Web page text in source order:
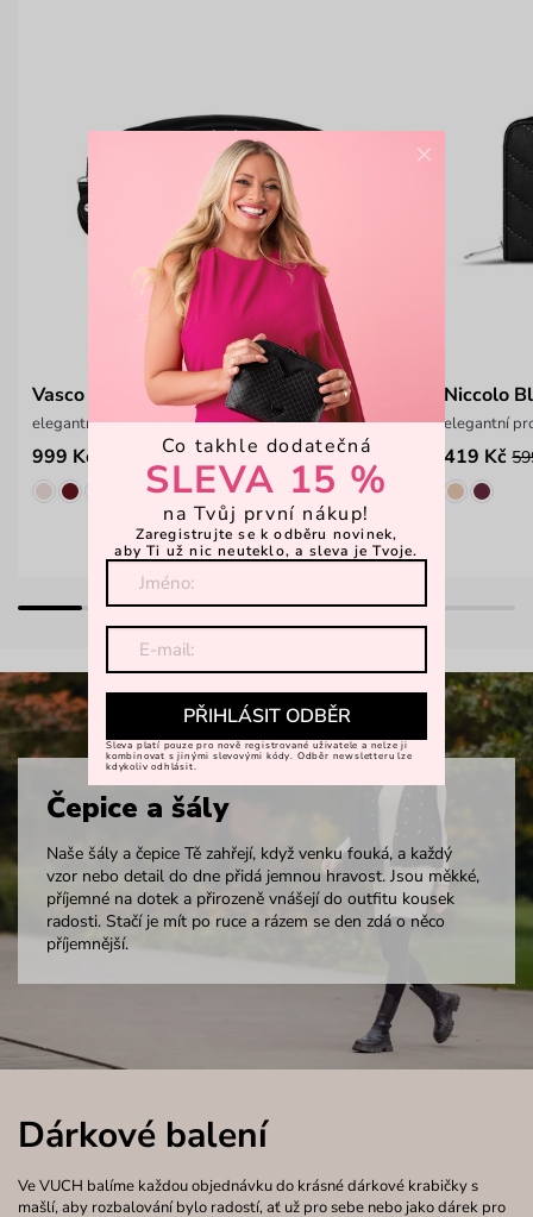
Vasco Black
elegantní ledvinka s nastavitelným popruhem
999 Kč
Niccolo
elegantní
419 Kč
Čepice a šály
Naše šály a čepice Tě zahřejí, když venku fouká, a každý
vzor nebo detail do dne přidá jemnou hravost. Jsou měkké,
příjemné na dotek a přirozeně vnášejí do outfitu kousek
radosti. Stačí je mít po ruce a rázem se den zdá o něco
příjemnější.
Dárkové balení
Ve VUCH balíme každou objednávku do krásné dárkové krabičky s
mašlí, aby rozbalování bylo radostí, ať už pro sebe nebo jako dárek pro
×
Co takhle dodatečná
SLEVA 15 %
na Tvůj první nákup!
Zaregistrujte se k odběru novinek,
aby Ti už nic neuteklo, a sleva je Tvoje.
PŘIHLÁSIT ODBĚR
Sleva platí pouze pro nově registrované uživatele a nelze ji
kombinovat s jinými slevovými kódy. Odběr newsletteru lze
kdykoliv odhlásit.